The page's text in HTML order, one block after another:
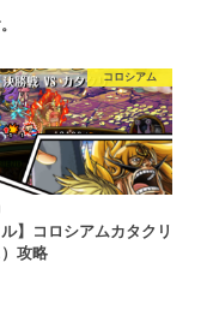
コロシアム
ル】コロシアムカタクリ
）攻略